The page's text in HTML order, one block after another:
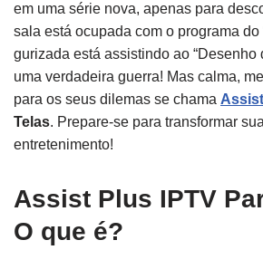
em uma série nova, apenas para
sala está ocupada com o programa do
gurizada está assistindo ao “Desenho
uma verdadeira guerra! Mas calma,
para os seus dilemas se chama
Telas. Prepare-se para transformar
entretenimento!
Assist Plus IPTV
O que é?